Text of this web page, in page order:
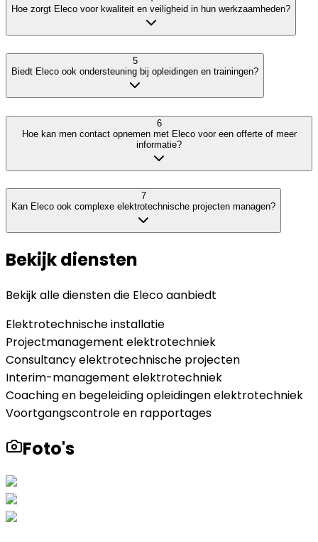
Hoe zorgt Eleco voor kwaliteit en veiligheid in hun werkzaamheden?
5
Biedt Eleco ook ondersteuning bij opleidingen en trainingen?
6
Hoe kan men contact opnemen met Eleco voor een offerte of meer
informatie?
7
Kan Eleco ook complexe elektrotechnische projecten managen?
Bekijk diensten
Bekijk alle diensten die Elecoaanbiedt
Elektrotechnische installatie
Projectmanagement elektrotechniek
Consultancy elektrotechnische projecten
Interim-management elektrotechniek
Coaching en begeleiding opleidingen elektrotechniek
Voortgangscontrole en rapportages
Foto's